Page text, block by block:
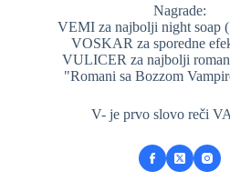
Nagrade:
VEMI za najbolji night soap
VOSKAR za sporedne
VULICER za najbolji
"Romani sa Bozzom
V- je prvo slovo reči